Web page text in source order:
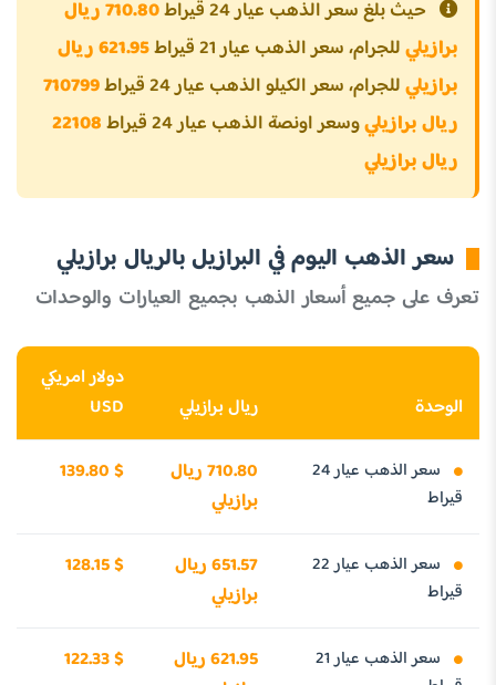
حيث بلغ سعر الذهب عيار 24 قيراط
710.80 ريال
برازيليللجرام، سعر الذهب عيار 21 قيراط
621.95 ريال
برازيليللجرام، سعر الكيلو الذهب عيار 24 قيراط
710799
ريال برازيليوسعر اونصة الذهب عيار 24 قيراط
22108
ريال برازيلي
سعر الذهب اليوم في البرازيل بالريال برازيلي
تعرف على جميع أسعار الذهب بجميع العيارات والوحدات
الوحدة ريال برازيلي
دولار امريكي
USD
سعر الذهب عيار 24
قيراط
710.80 ريال
برازيلي
139.80 $
سعر الذهب عيار 22
قيراط
651.57 ريال
برازيلي
128.15 $
سعر الذهب عيار 21
621.95 ريال
122.33 $